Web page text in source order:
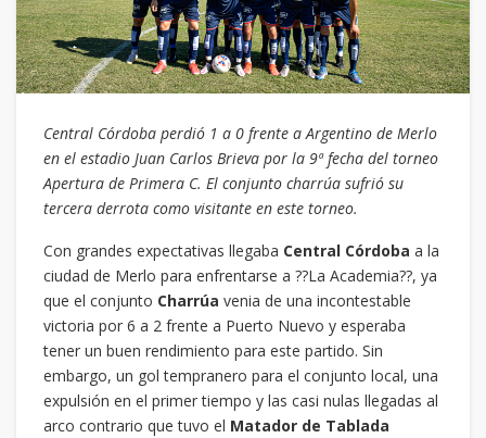
Central Córdoba perdió 1 a 0 frente a Argentino de Merlo
en el estadio Juan Carlos Brieva por la 9ª fecha del torneo
Apertura de Primera C. El conjunto charrúa sufrió su
tercera derrota como visitante en este torneo.
Con grandes expectativas llegaba Central Córdoba a la
ciudad de Merlo para enfrentarse a ??La Academia??, ya
que el conjunto Charrúa venia de una incontestable
victoria por 6 a 2 frente a Puerto Nuevo y esperaba
tener un buen rendimiento para este partido. Sin
embargo, un gol tempranero para el conjunto local, una
expulsión en el primer tiempo y las casi nulas llegadas al
arco contrario que tuvo el Matador de Tablada